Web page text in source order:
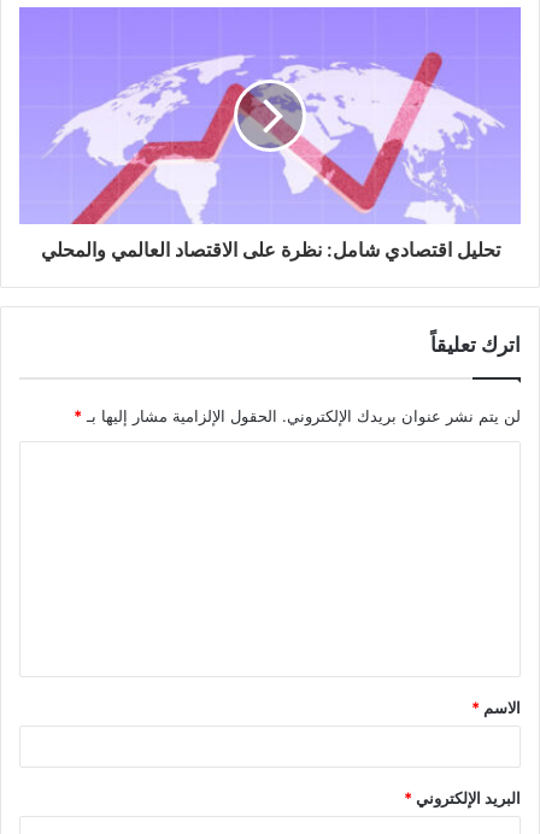
تحليل اقتصادي شامل: نظرة على الاقتصاد العالمي والمحلي
اترك تعليقاً
لن يتم نشر عنوان بريدك الإلكتروني. الحقول الإلزامية مشار إليها بـ *
الاسم *
البريد الإلكتروني*